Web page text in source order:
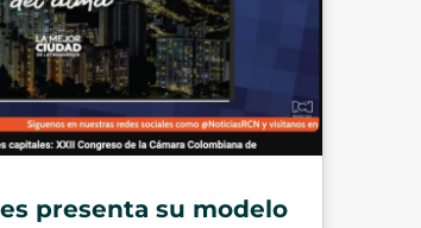
presenta su modelo